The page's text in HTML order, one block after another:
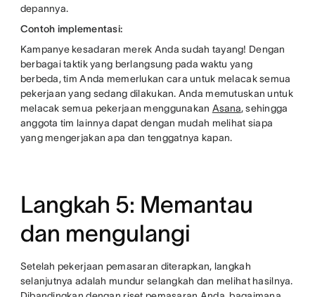
depannya.
Contoh implementasi:
Kampanye kesadaran merek Anda sudah tayang! Dengan
berbagai taktik yang berlangsung pada waktu yang
berbeda, tim Anda memerlukan cara untuk melacak semua
pekerjaan yang sedang dilakukan. Anda memutuskan untuk
melacak semua pekerjaan menggunakan Asana, sehingga
anggota tim lainnya dapat dengan mudah melihat siapa
yang mengerjakan apa dan tenggatnya kapan.
Langkah 5: Memantau
dan mengulangi
Setelah pekerjaan pemasaran diterapkan, langkah
selanjutnya adalah mundur selangkah dan melihat hasilnya.